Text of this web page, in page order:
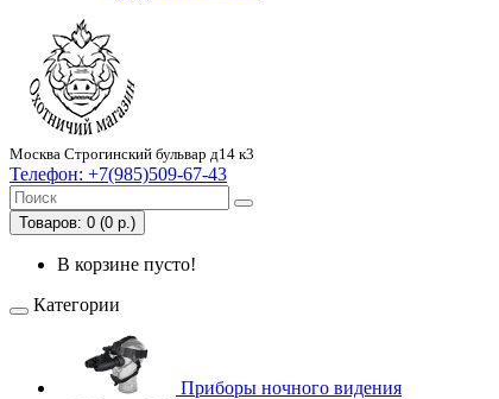
Москва Строгинский бульвар д14 к3
Телефон: +7(985)509-67-43
Товаров: 0 (0 р.)
В корзине пусто!
Категории
Приборы ночного видения